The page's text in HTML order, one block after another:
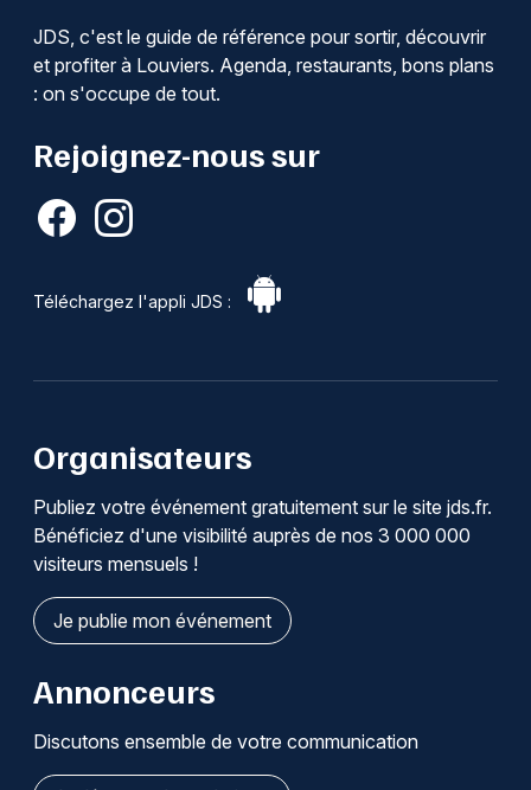
JDS, c'est le guide de référence pour sortir, découvrir
et profiter à Louviers. Agenda, restaurants, bons plans
: on s'occupe de tout.
Rejoignez-nous sur
Téléchargez l'appli JDS :
Organisateurs
Publiez votre événement gratuitement sur le site jds.fr.
Bénéficiez d'une visibilité auprès de nos 3 000 000
visiteurs mensuels !
Je publie mon événement
Annonceurs
Discutons ensemble de votre communication